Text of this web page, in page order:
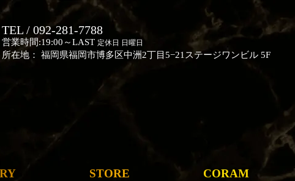
TEL / 092-281-7788
営業時間:19:00～LAST 定休日 日曜日
所在地： 福岡県福岡市博多区中洲2丁目5−21ステージワンビル 5F
STORE CORAM